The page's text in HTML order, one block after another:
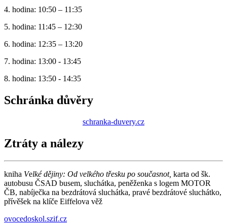
4. hodina: 10:50 – 11:35
5. hodina: 11:45 – 12:30
6. hodina: 12:35 – 13:20
7. hodina: 13:00 - 13:45
8. hodina: 13:50 - 14:35
Schránka důvěry
schranka-duvery.cz
Ztráty a nálezy
kniha Velké dějiny: Od velkého třesku po současnot, karta od šk.
autobusu ČSAD busem, sluchátka, peněženka s logem MOTOR
ČB, nabíječka na bezdrátová sluchátka, pravé bezdrátové sluchátko,
přívěšek na klíče Eiffelova věž
ovocedoskol.szif.cz